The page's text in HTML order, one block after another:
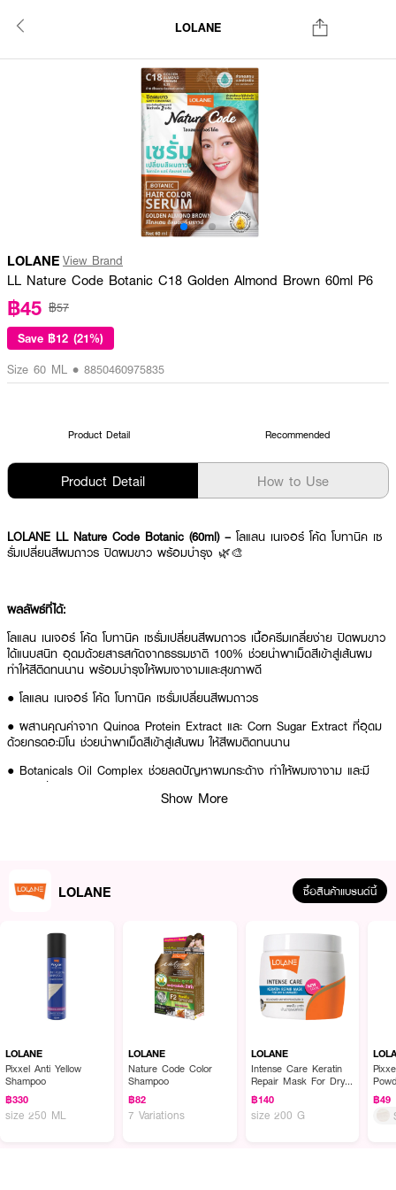
LOLANE
LOLANE View Brand
LL Nature Code Botanic C18 Golden Almond Brown 60ml P6
฿45 ฿57
Save ฿12 (21%)
Size 60 ML • 8850460975835
Product Detail Recommended
Product Detail How to Use
LOLANE LL Nature Code Botanic (60ml) – โลแลน เนเจอร์ โค้ด โบทานิค เซ
รั่มเปลี่ยนสีผมถาวร ปิดผมขาว พร้อมบำรุง 🌿🎨
ผลลัพธ์ที่ได้:
โลแลน เนเจอร์ โค้ด โบทานิค เซรั่มเปลี่ยนสีผมถาวร เนื้อครีมเกลี่ยง่าย ปิดผมขาว
ได้แนบสนิท อุดมด้วยสารสกัดจากธรรมชาติ 100% ช่วยนำพาเม็ดสีเข้าสู่เส้นผม
ทำให้สีติดทนนาน พร้อมบำรุงให้ผมเงางามและสุขภาพดี
● โลแลน เนเจอร์ โค้ด โบทานิค เซรั่มเปลี่ยนสีผมถาวร
● ผสานคุณค่าจาก Quinoa Protein Extract และ Corn Sugar Extract ที่อุดม
ด้วยกรดอะมิโน ช่วยนำพาเม็ดสีเข้าสู่เส้นผม ให้สีผมติดทนนาน
● Botanicals Oil Complex ช่วยลดปัญหาผมกระด้าง ทำให้ผมเงางาม และมี
สุขภาพดี
● ปริมาณ - 60 มล.
How To Use :
● ใช้เซรั่มเปลี่ยนสีผมถาวรตามขั้นตอนปกติของการทำสีผม
ธรรมชาติ 💖
Show More
LOLANE ซื้อสินค้าแบรนด์นี้
LOLANE
Pixxel Anti Yellow
Shampoo
฿330
size 250 ML
LOLANE
Nature Code Color
Shampoo
฿82
7 Variations
LOLANE
Intense Care Keratin
Repair Mask For Dry
& Damaged
฿140
size 200 G
฿49